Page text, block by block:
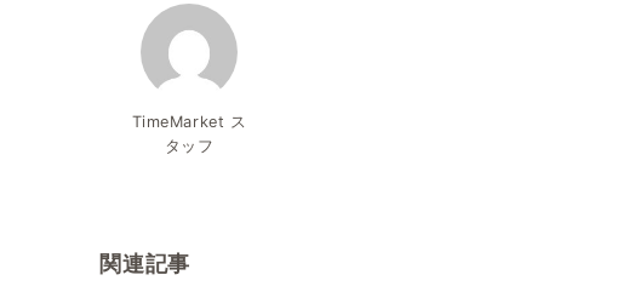
TimeMarket ス
タッフ
関連記事